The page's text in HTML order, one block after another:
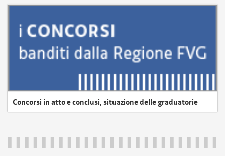
Concorsi in atto e conclusi, situazione delle graduatorie